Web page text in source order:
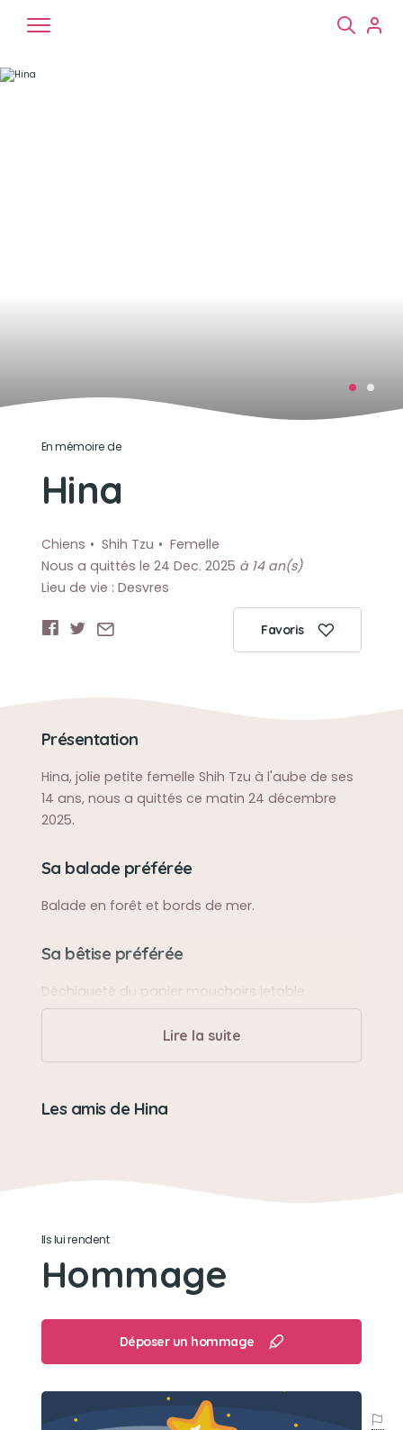
En mémoire de
Hina
Chiens Shih Tzu
Femelle
Nous a quittés le 24 Dec. 2025 à 14 an(s)
Lieu de vie : Desvres
Favoris
Présentation
Hina, jolie petite femelle Shih Tzu à l'aube de ses
14 ans, nous a quittés ce matin 24 décembre
2025.
Sa balade préférée
Balade en forêt et bords de mer.
Sa bêtise préférée
Déchiqueté du papier mouchoirs jetable
par tous ceux qui l'adorait.
Son loisir préféré
Les balades en pleine nature, rendre visite à la
famille et à mes enfants qui l'ont tellement gâté
Lire la suite
Les amis de Hina
Ils lui rendent
Hommage
Déposer un hommage